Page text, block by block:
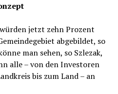
jetzt zehn Prozent
abgebildet, so
man sehen, so Szlezak,
alle – von den Investoren
bis zum Land – an